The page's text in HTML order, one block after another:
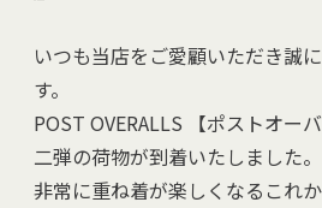
いつも当店をご愛顧いただき誠
す。
POST OVERALLS 【ポストオー
二弾の荷物が到着いたしました。
非常に重ね着が楽しくなるこれか